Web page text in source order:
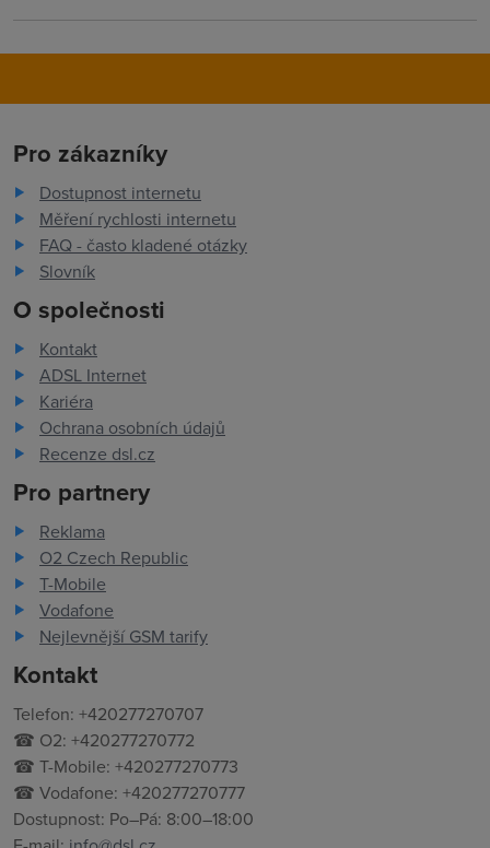
Pro zákazníky
Dostupnost internetu
Měření rychlosti internetu
FAQ - často kladené otázky
Slovník
O společnosti
Kontakt
ADSL Internet
Kariéra
Ochrana osobních údajů
Recenze dsl.cz
Pro partnery
Reklama
O2 Czech Republic
T-Mobile
Vodafone
Nejlevnější GSM tarify
Kontakt
Telefon: +420277270707
☎ O2: +420277270772
☎ T-Mobile: +420277270773
☎ Vodafone: +420277270777
Dostupnost: Po–Pá: 8:00–18:00